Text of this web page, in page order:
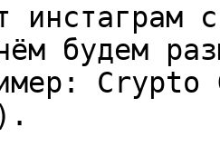
инстаграм
будем
Crypto